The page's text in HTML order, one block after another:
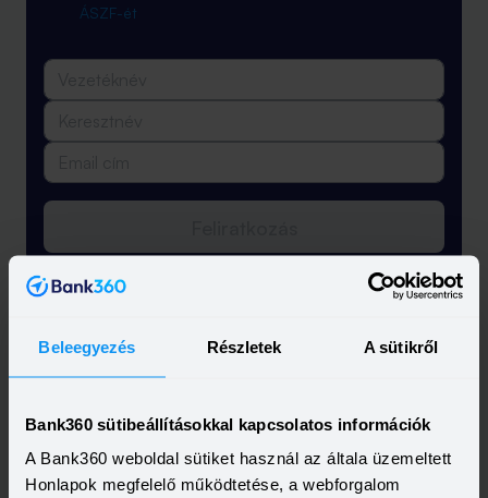
Beleegyezés Részletek A sütikről
Bank360 sütibeállításokkal kapcsolatos információk
A Bank360 weboldal sütiket használ az általa üzemeltett
Honlapok megfelelő működtetése, a webforgalom
ÁSZF-ét